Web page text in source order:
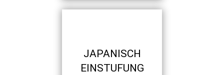
JAPANISCH
EINSTUFUNG